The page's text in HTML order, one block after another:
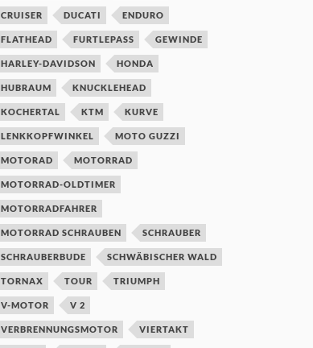
CRUISER DUCATI ENDURO
FLATHEAD FURTLEPASS GEWINDE
HARLEY-DAVIDSON HONDA
HUBRAUM KNUCKLEHEAD
KOCHERTAL KTM KURVE
LENKKOPFWINKEL MOTO GUZZI
MOTORAD MOTORRAD
MOTORRAD-OLDTIMER
MOTORRADFAHRER
MOTORRAD SCHRAUBEN SCHRAUBER
SCHRAUBERBUDE SCHWÄBISCHER WALD
TORNAX TOUR TRIUMPH
V-MOTOR V 2
VERBRENNUNGSMOTOR VIERTAKT